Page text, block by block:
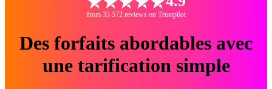
from 33 572 reviews on Trustpilot
Des forfaits abordables avec
une tarification simple